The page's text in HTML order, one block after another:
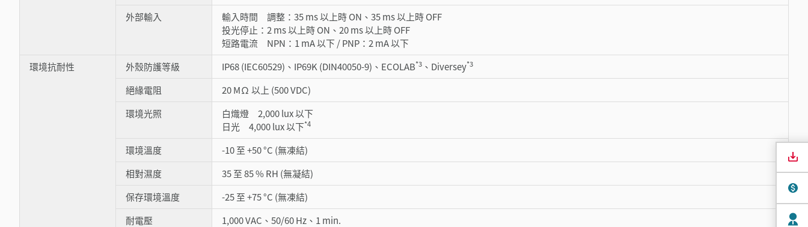
外部輸入
輸入時間 調整：35 ms 以上時 ON、35 ms 以上時 OFF
投光停止：2 ms 以上時 ON、20 ms 以上時 OFF
短路電流 NPN：1 mA 以下 / PNP：2 mA 以下
環境抗耐性
外殼防護等級 IP68 (IEC60529)、IP69K (DIN40050-9)、ECOLAB*3 、Diversey*3
絕緣電阻
20 MΩ 以上 (500 VDC)
環境光照
白熾燈 2,000 lux 以下
日光 4,000 lux 以下*4
環境溫度
-10 至 +50 °C (無凍結)
相對濕度
35 至 85 % RH (無凝結)
保存環境溫度
-25 至 +75 °C (無凍結)
耐電壓
1,000 VAC、50/60 Hz、1 min.